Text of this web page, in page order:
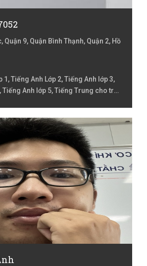
Quận 9, Quận Bình Thạnh, Quận 2, Hồ
1, Tiếng Anh Lớp 2, Tiếng Anh lớp 3,
Tiếng Anh lớp 5, Tiếng Trung cho trẻ
Toán Lớp 2, Toán lớp 3, Toán lớp 4,
lớp 6, Toán lớp 7, Toán lớp 8, Văn Lớp
lớp 12, Văn lớp 6, Văn lớp 7, Văn lớp